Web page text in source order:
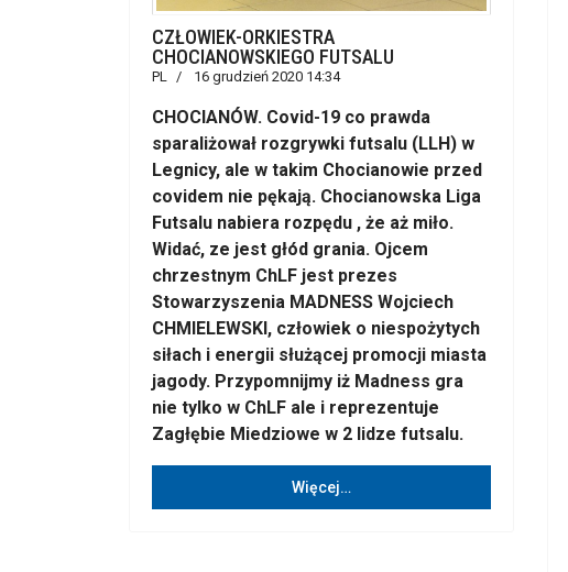
CZŁOWIEK-ORKIESTRA
CHOCIANOWSKIEGO FUTSALU
PL 16 grudzień 2020 14:34
CHOCIANÓW. Covid-19 co prawda
sparaliżował rozgrywki futsalu (LLH) w
Legnicy, ale w takim Chocianowie przed
covidem nie pękają. Chocianowska Liga
Futsalu nabiera rozpędu , że aż miło.
Widać, ze jest głód grania. Ojcem
chrzestnym ChLF jest prezes
Stowarzyszenia MADNESS Wojciech
CHMIELEWSKI, człowiek o niespożytych
siłach i energii służącej promocji miasta
jagody. Przypomnijmy iż Madness gra
nie tylko w ChLF ale i reprezentuje
Zagłębie Miedziowe w 2 lidze futsalu.
Więcej…